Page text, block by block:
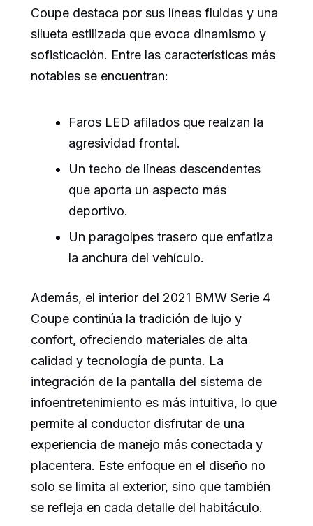
Coupe destaca por sus líneas fluidas y una
silueta estilizada que evoca dinamismo y
sofisticación. Entre las características más
notables se encuentran:
Faros LED afilados que realzan la
agresividad frontal.
Un techo de líneas descendentes
que aporta un aspecto más
deportivo.
Un paragolpes trasero que enfatiza
la anchura del vehículo.
Además, el interior del 2021 BMW Serie 4
Coupe continúa la tradición de lujo y
confort, ofreciendo materiales de alta
calidad y tecnología de punta. La
integración de la pantalla del sistema de
infoentretenimiento es más intuitiva, lo que
permite al conductor disfrutar de una
experiencia de manejo más conectada y
placentera. Este enfoque en el diseño no
solo se limita al exterior, sino que también
se refleja en cada detalle del habitáculo.